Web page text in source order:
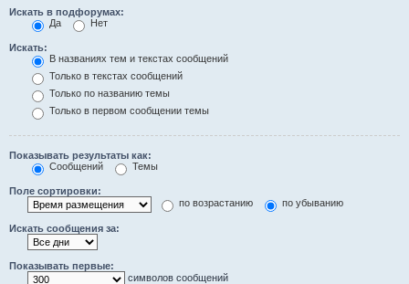
Искать в подфорумах:
Да
Нет
Искать:
В названиях тем и текстах сообщений
Только в текстах сообщений
Только по названию темы
Только в первом сообщении темы
Показывать результаты как:
Сообщений
Темы
Поле сортировки:
по возрастанию
по убыванию
Искать сообщения за:
Показывать первые:
символов сообщений